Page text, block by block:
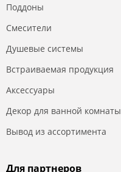
Поддоны
Смесители
Душевые системы
Встраиваемая продукция
Аксессуары
Декор для ванной комнаты
Вывод из ассортимента
Для партнеров